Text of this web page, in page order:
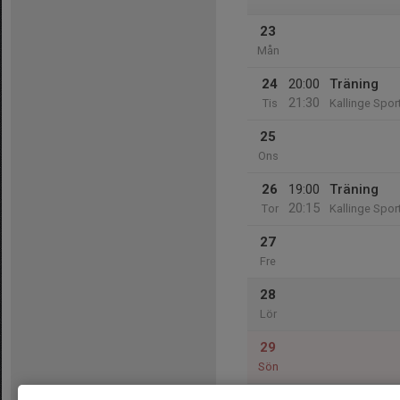
23
Mån
24
Tis
20:00
21:30
Träning
Kallinge
25
Ons
26
Tor
19:00
20:15
Träning
Kallinge
27
Fre
28
Lör
29
Sön